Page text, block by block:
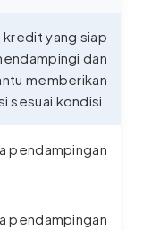
kredit yang siap
dan
memberikan
sesuai kondisi.
pendampingan
pendampingan